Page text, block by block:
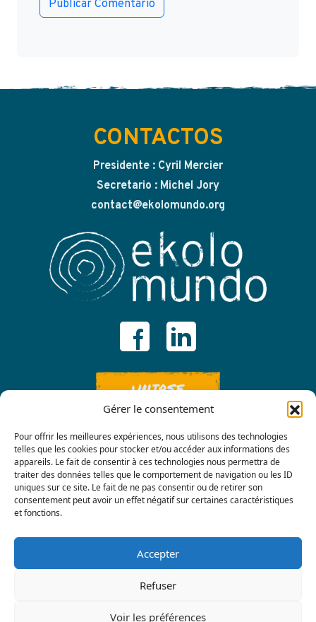
Gérer le consentement
Pour offrir les meilleures expériences, nous utilisons des technologies
telles que les cookies pour stocker et/ou accéder aux informations des
appareils. Le fait de consentir à ces technologies nous permettra de
traiter des données telles que le comportement de navigation ou les ID
uniques sur ce site. Le fait de ne pas consentir ou de retirer son
consentement peut avoir un effet négatif sur certaines caractéristiques
et fonctions.
Accepter
Refuser
Voir les préférences
CONTACTOS
Presidente : Cyril Mercier
Secretario : Michel Jory
contact@ekolomundo.org
UNIRSE
Contáctenos